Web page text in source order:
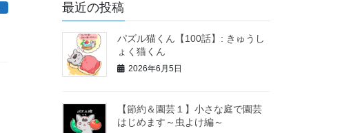
最近の投稿
パズル猫くん【100話】: きゅうし
ょく猫くん
2026年6月5日
【節約＆園芸１】小さな庭で園芸
はじめます～虫よけ編～